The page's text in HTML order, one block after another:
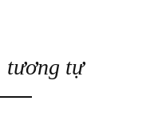
tương tự